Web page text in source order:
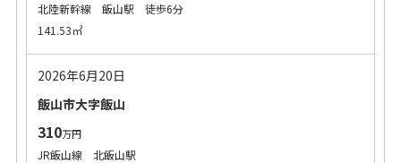
北陸新幹線 飯山駅 徒歩6分
141.53㎡
2026年6月20日
飯山市大字飯山
310万円
JR飯山線 北飯山駅